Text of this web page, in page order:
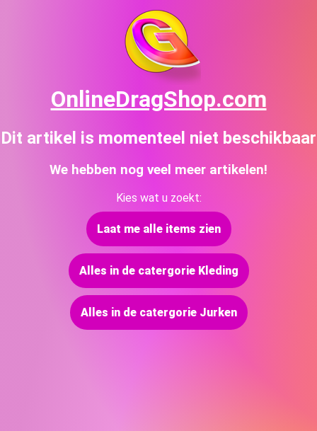
OnlineDragShop.com
Dit artikel is momenteel niet beschikbaar
We hebben nog veel meer artikelen!
Kies wat u zoekt:
Laat me alle items zien
Alles in de catergorie Kleding
Alles in de catergorie Jurken